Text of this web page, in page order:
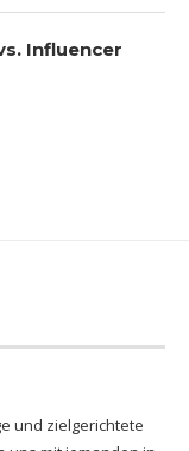
Influencer
und zielgerichtete